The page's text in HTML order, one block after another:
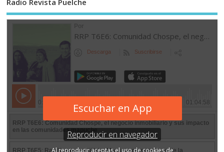
Radio Revista Puelche